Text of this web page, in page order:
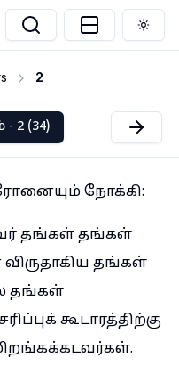
2
(34)
நோக்கி:
தங்கள் தங்கள்
தங்கள்
தங்கள்
கூடாரத்திற்கு